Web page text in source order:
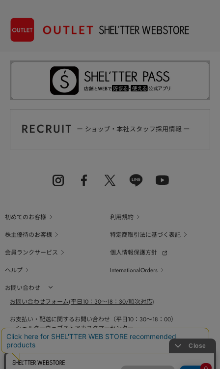
初めてのお客様
利用規約
株主優待のお客様
特定商取引法に基づく表記
会員ランクサービス
個人情報保護方針
ヘルプ
InternationalOrders
お問い合わせ
お問い合わせフォーム(平日10：30～18：30/順次対応)
お支払い・配送に関するお問い合わせ（平日10：30～18：00）
シェルターウェブストアカスタマーセンター
0800-123-6820
商品の素材、サイズ、仕様等に関するお問い合せ（平日10：30～18：00）
バロックジャパンリミテッドコールセンター
03-6730-9191